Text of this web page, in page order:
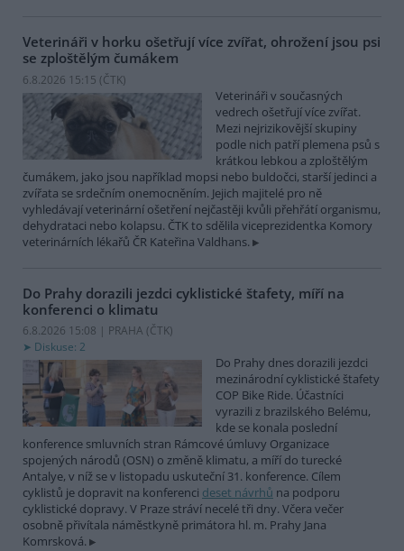
Veterináři v horku ošetřují více zvířat, ohrožení jsou psi
se zploštělým čumákem
6.8.2026 15:15 (ČTK)
Veterináři v současných
vedrech ošetřují více zvířat.
Mezi nejrizikovější skupiny
podle nich patří plemena psů s
krátkou lebkou a zploštělým
čumákem, jako jsou například mopsi nebo buldočci, starší jedinci a
zvířata se srdečním onemocněním. Jejich majitelé pro ně
vyhledávají veterinární ošetření nejčastěji kvůli přehřátí organismu,
dehydrataci nebo kolapsu. ČTK to sdělila viceprezidentka Komory
veterinárních lékařů ČR Kateřina Valdhans.
Do Prahy dorazili jezdci cyklistické štafety, míří na
konferenci o klimatu
6.8.2026 15:08 | PRAHA (ČTK)
Diskuse: 2
Do Prahy dnes dorazili jezdci
mezinárodní cyklistické štafety
COP Bike Ride. Účastníci
vyrazili z brazilského Belému,
kde se konala poslední
konference smluvních stran Rámcové úmluvy Organizace
spojených národů (OSN) o změně klimatu, a míří do turecké
Antalye, v níž se v listopadu uskuteční 31. konference. Cílem
cyklistů je dopravit na konferenci deset návrhů na podporu
cyklistické dopravy. V Praze stráví necelé tři dny. Včera večer
osobně přivítala náměstkyně primátora hl. m. Prahy Jana
Komrsková.